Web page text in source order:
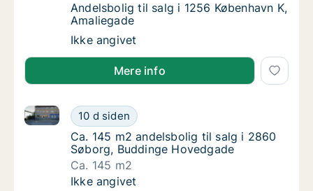
Andelsbolig til salg i 1256 København K,
Andelsbolig til salg i 1256 København K,
Amaliegade
Andelsbolig til salg i 1256 København K,
Ikke angivet
Mere info
Ca. 145 m2 andelsbolig til salg i 2860
10 d siden
Ca. 145 m2 andelsbolig til salg i 2860 Søborg,
Ca. 145 m2 andelsbolig til salg i 2860
Ca. 145 m2 andelsbolig til salg i 2860
Søborg, Buddinge Hovedgade
Ca. 145 m2
Ca. 145 m2 andelsbolig til salg i 2860
Ikke angivet